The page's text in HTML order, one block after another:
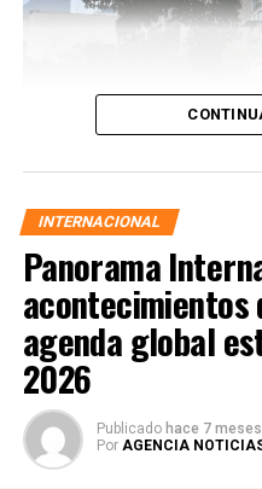
Las autoridades activaron
desplegaron equipos de
cortes preventivos de gas
INTERNACIONAL
Panorama
acontecimientos
agenda global
2026
Publicado hace 7 meses
Por AGENCIA